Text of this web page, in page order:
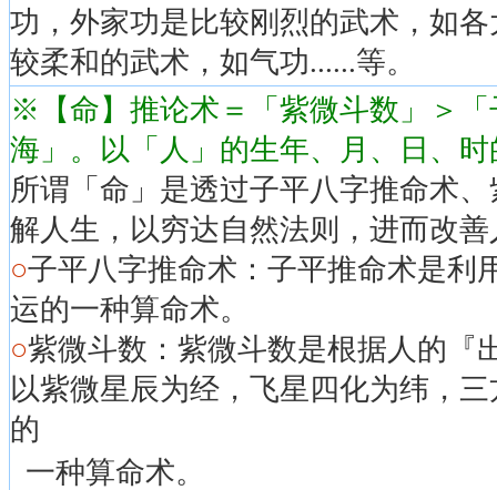
功，外家功是比较刚烈的武术，如
较柔和的武术，如气功......等。
※【命】推论术＝「紫微斗数」＞
海」。以「人」的生年、月、日、
所谓「命」是透过子平八字推命术
解人生，以穷达自然法则，进而改
○子平八字推命术：子平推命术是利
运的一种算命术。
○紫微斗数：紫微斗数是根据人的『
以紫微星辰为经，飞星四化为纬，
的
一种算命术。